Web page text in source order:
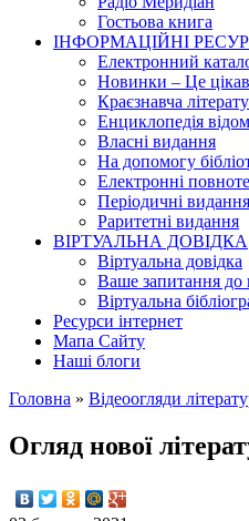
Гостьова книга
IНФОРМАЦIЙНI
Електронний
Новинки – Це
Краєзнавча
Енциклопедія
Власнi видання
На допомогу
Електронні
Періодичні видання
Раритетні видання
ВIРТУАЛЬНА ДОВIДКА
Вiртуальна довiдка
Ваше запитання до
Вiртуальна
Ресурси інтернет
Мапа Сайту
Наші блоги
Головна » Відеоогляди
Огляд нової